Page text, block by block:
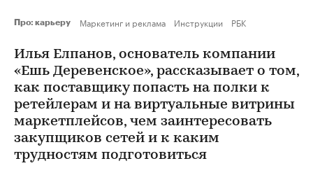
Про: карьеру Маркетинг и реклама Инструкции РБК
Илья Елпанов, основатель компании
«Ешь Деревенское», рассказывает о том,
как поставщику попасть на полки к
ретейлерам и на виртуальные витрины
маркетплейсов, чем заинтересовать
закупщиков сетей и к каким
трудностям подготовиться